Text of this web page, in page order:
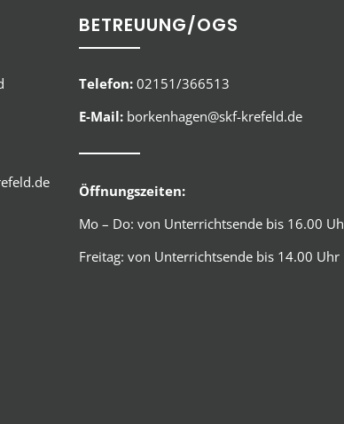
BETREUUNG/OGS
Telefon:02151/366513
E-Mail:borkenhagen@skf-krefeld.de
Öffnungszeiten:
Mo – Do: von Unterrichtsende bis 16.00
Freitag: von Unterrichtsende bis 14.00 Uhr